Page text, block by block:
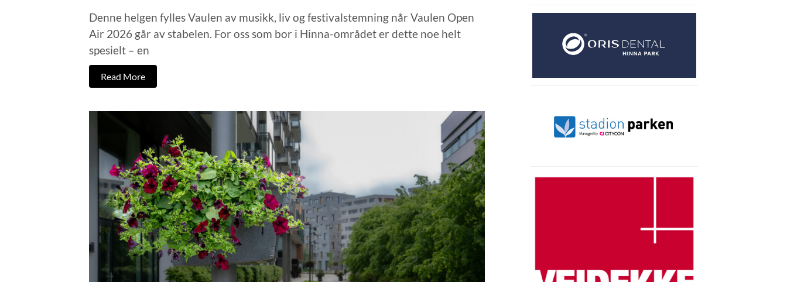
Denne helgen fylles Vaulen av musikk, liv og festivalstemning når Vaulen Open
Air 2026 går av stabelen. For oss som bor i Hinna-området er dette noe helt
spesielt – en
Read More